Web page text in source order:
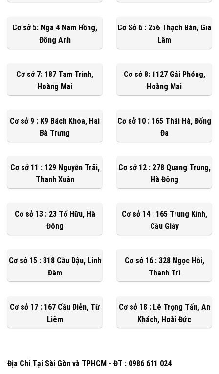
Cơ sở 5: Ngã 4 Nam Hồng,
Đông Anh
Cơ Sở 6 : 256 Thạch Bàn, Gia
Lâm
Cơ sở 7: 187 Tam Trinh,
Hoàng Mai
Cơ sở 8: 1127 Gải Phóng,
Hoàng Mai
Cơ sở 9 : K9 Bách Khoa, Hai
Bà Trưng
Cơ sở 10 : 165 Thái Hà, Đống
Đa
Cơ sở 11 : 129 Nguyễn Trãi,
Thanh Xuân
Cơ sở 12 : 278 Quang Trung,
Hà Đông
Cơ sở 13 : 23 Tố Hữu, Hà
Đông
Cơ sở 14 : 165 Trung Kính,
Cầu Giấy
Cơ sở 15 : 318 Cầu Dậu, Linh
Đàm
Cơ sở 16 : 328 Ngọc Hồi,
Thanh Trì
Cơ sở 17 : 167 Cầu Diễn, Từ
Liêm
Cơ sở 18 : Lê Trọng Tấn, An
Khách, Hoài Đức
Địa Chỉ Tại Sài Gòn và TPHCM - ĐT : 0986 611 024